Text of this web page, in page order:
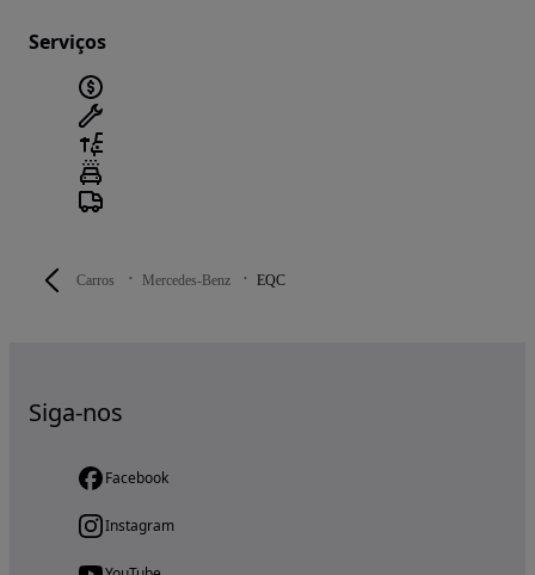
Carros Mercedes-Benz EQC
Serviços
Siga-nos
Facebook
Instagram